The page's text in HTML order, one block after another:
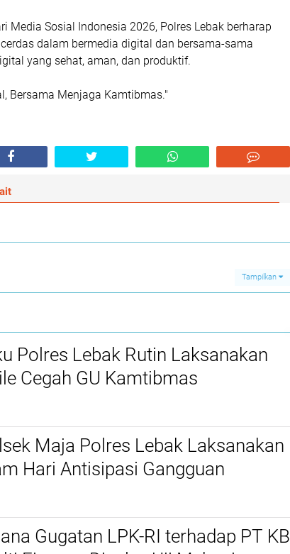
Media Sosial Indonesia 2026, Polres Lebak berharap
dalam bermedia digital dan bersama-sama
yang sehat, aman, dan produktif.
Bersama Menjaga Kamtibmas."
Tampilkan
Polres Lebak Rutin Laksanakan
Cegah GU Kamtibmas
Maja Polres Lebak Laksanakan
Hari Antisipasi Gangguan
Gugatan LPK-RI terhadap PT KB